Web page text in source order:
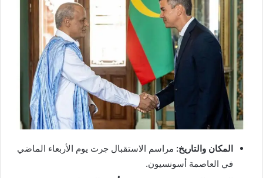
المكان والتاريخ: مراسم الاستقبال جرت يوم الأربعاء الماضي
في العاصمة أسونسيون.